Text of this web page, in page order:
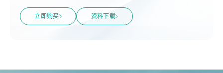
立即购买 资料下载